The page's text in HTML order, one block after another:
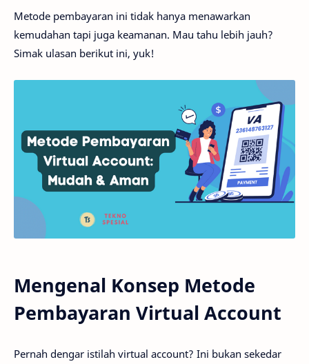
Metode pembayaran ini tidak hanya menawarkan
kemudahan tapi juga keamanan. Mau tahu lebih jauh?
Simak ulasan berikut ini, yuk!
Mengenal Konsep Metode
Pembayaran Virtual Account
Pernah dengar istilah virtual account? Ini bukan sekedar